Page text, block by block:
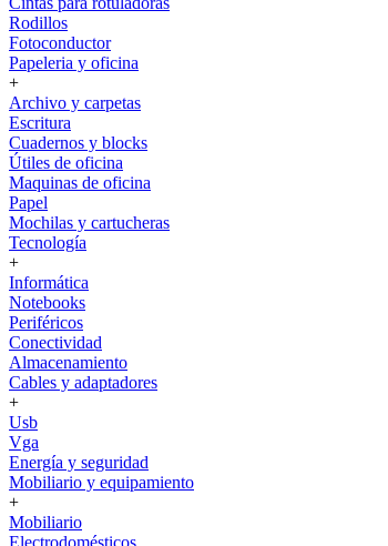
Rodillos
Fotoconductor
Papeleria y oficina
+
Archivo y carpetas
Escritura
Cuadernos y blocks
Útiles de oficina
Maquinas de oficina
Papel
Mochilas y cartucheras
Tecnología
+
Informática
Notebooks
Periféricos
Conectividad
Almacenamiento
Cables y adaptadores
+
Usb
Vga
Energía y seguridad
Mobiliario y equipamiento
+
Mobiliario
Electrodomésticos